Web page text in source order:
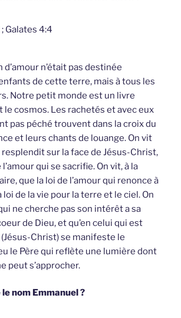
; Galates 4:4
n’était pas destinée
de cette terre, mais à tous les
Notre petit monde est un livre
cosmos. Les rachetés et avec eux
pas péché trouvent dans la croix du
et leurs chants de louange. On vit
sur la face de Jésus-Christ,
l’amour qui se sacrifie. On vit, à la
que la loi de l’amour qui renonce à
de la vie pour la terre et le ciel. On
ne cherche pas son intérêt a sa
de Dieu, et qu’en celui qui est
Christ) se manifeste le
le Père qui reflète une lumière dont
peut s’approcher.
nom Emmanuel ?